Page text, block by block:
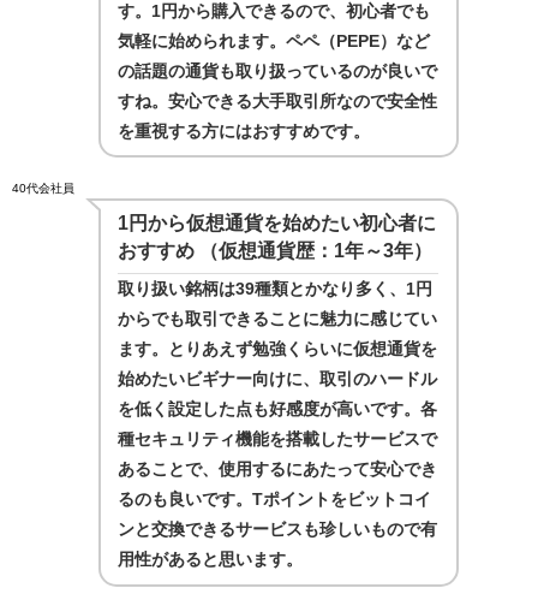
す。1円から購入できるので、初心者でも
気軽に始められます。ペペ（PEPE）など
の話題の通貨も取り扱っているのが良いで
すね。安心できる大手取引所なので安全性
を重視する方にはおすすめです。
40代会社員
1円から仮想通貨を始めたい初心者に
おすすめ （仮想通貨歴：1年～3年）
取り扱い銘柄は39種類とかなり多く、1円
からでも取引できることに魅力に感じてい
ます。とりあえず勉強くらいに仮想通貨を
始めたいビギナー向けに、取引のハードル
を低く設定した点も好感度が高いです。各
種セキュリティ機能を搭載したサービスで
あることで、使用するにあたって安心でき
るのも良いです。Tポイントをビットコイ
ンと交換できるサービスも珍しいもので有
用性があると思います。